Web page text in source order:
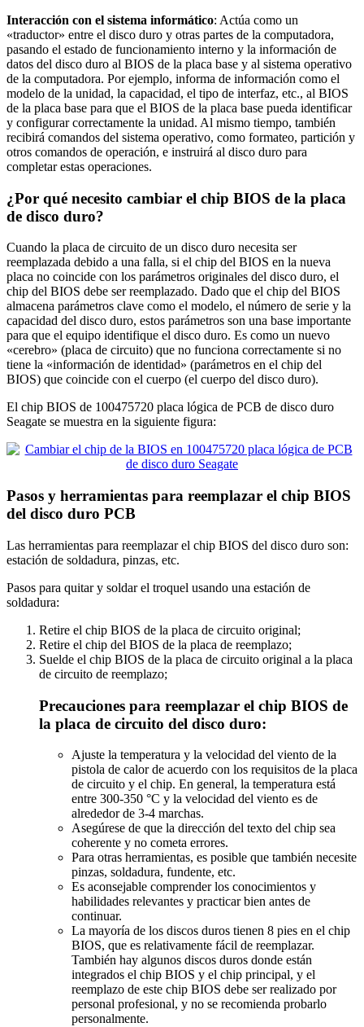
Interacción con el sistema informático: Actúa como un
«traductor» entre el disco duro y otras partes de la computadora,
pasando el estado de funcionamiento interno y la información de
datos del disco duro al BIOS de la placa base y al sistema operativo
de la computadora. Por ejemplo, informa de información como el
modelo de la unidad, la capacidad, el tipo de interfaz, etc., al BIOS
de la placa base para que el BIOS de la placa base pueda identificar
y configurar correctamente la unidad. Al mismo tiempo, también
recibirá comandos del sistema operativo, como formateo, partición y
otros comandos de operación, e instruirá al disco duro para
completar estas operaciones.
¿Por qué necesito cambiar el chip BIOS de la placa
de disco duro?
Cuando la placa de circuito de un disco duro necesita ser
reemplazada debido a una falla, si el chip del BIOS en la nueva
placa no coincide con los parámetros originales del disco duro, el
chip del BIOS debe ser reemplazado. Dado que el chip del BIOS
almacena parámetros clave como el modelo, el número de serie y la
capacidad del disco duro, estos parámetros son una base importante
para que el equipo identifique el disco duro. Es como un nuevo
«cerebro» (placa de circuito) que no funciona correctamente si no
tiene la «información de identidad» (parámetros en el chip del
BIOS) que coincide con el cuerpo (el cuerpo del disco duro).
El chip BIOS de 100475720 placa lógica de PCB de disco duro
Seagate se muestra en la siguiente figura:
Pasos y herramientas para reemplazar el chip BIOS
del disco duro PCB
Las herramientas para reemplazar el chip BIOS del disco duro son:
estación de soldadura, pinzas, etc.
Pasos para quitar y soldar el troquel usando una estación de
soldadura:
Retire el chip BIOS de la placa de circuito original;
Retire el chip del BIOS de la placa de reemplazo;
Suelde el chip BIOS de la placa de circuito original a la placa
de circuito de reemplazo;
Precauciones para reemplazar el chip BIOS de
la placa de circuito del disco duro:
Ajuste la temperatura y la velocidad del viento de la
pistola de calor de acuerdo con los requisitos de la placa
de circuito y el chip. En general, la temperatura está
entre 300-350 °C y la velocidad del viento es de
alrededor de 3-4 marchas.
Asegúrese de que la dirección del texto del chip sea
coherente y no cometa errores.
Para otras herramientas, es posible que también necesite
pinzas, soldadura, fundente, etc.
Es aconsejable comprender los conocimientos y
habilidades relevantes y practicar bien antes de
continuar.
La mayoría de los discos duros tienen 8 pies en el chip
BIOS, que es relativamente fácil de reemplazar.
También hay algunos discos duros donde están
integrados el chip BIOS y el chip principal, y el
reemplazo de este chip BIOS debe ser realizado por
personal profesional, y no se recomienda probarlo
personalmente.